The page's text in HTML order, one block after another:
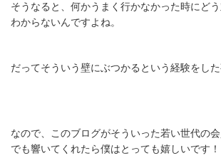
そうなると、何かうまく行かなかった時にど
わからないんですよね。
だってそういう壁にぶつかるという経験をした
なので、このブログがそういった若い世代の
でも響いてくれたら僕はとっても嬉しいです！